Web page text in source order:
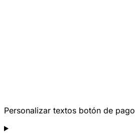
Personalizar textos botón de pago